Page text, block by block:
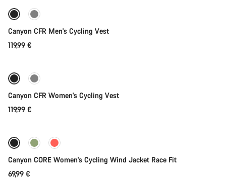
Nieuw
Canyon CFR Men's Cycling Vest
119,99 €
Nieuw
Canyon CFR Women's Cycling Vest
119,99 €
Canyon CORE Women's Cycling Wind Jacket Race Fit
69,99 €